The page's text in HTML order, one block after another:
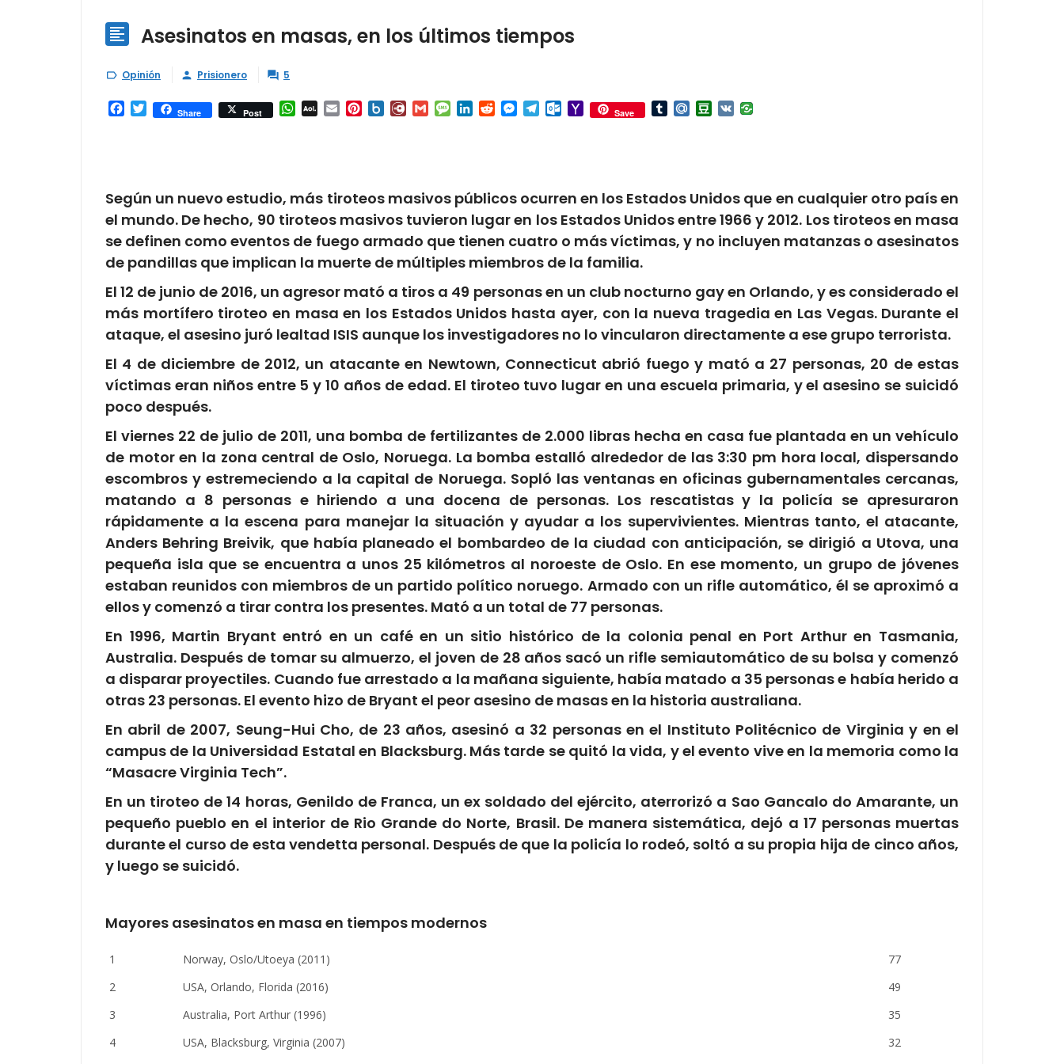
 Asesinatos en masas, en los últimos tiempos
 Opinión  Prisionero  5
Facebook
TwitterShare Post WhatsApp
AOL Email Pinterest
Box.netDiary.RuGmailMessage
LinkedInRedditMessenger
TelegramOutlook.com
YahooSave TumblrMail.RuDouban
VK
Según un nuevo estudio, más tiroteos masivos públicos ocurren en los Estados Unidos que en cualquier otro país en
el mundo. De hecho, 90 tiroteos masivos tuvieron lugar en los Estados Unidos entre 1966 y 2012. Los tiroteos en masa
se definen como eventos de fuego armado que tienen cuatro o más víctimas, y no incluyen matanzas o asesinatos
de pandillas que implican la muerte de múltiples miembros de la familia.
El 12 de junio de 2016, un agresor mató a tiros a 49 personas en un club nocturno gay en Orlando, y es considerado el
más mortífero tiroteo en masa en los Estados Unidos hasta ayer, con la nueva tragedia en Las Vegas. Durante el
ataque, el asesino juró lealtad ISIS aunque los investigadores no lo vincularon directamente a ese grupo terrorista.
El 4 de diciembre de 2012, un atacante en Newtown, Connecticut abrió fuego y mató a 27 personas, 20 de estas
víctimas eran niños entre 5 y 10 años de edad. El tiroteo tuvo lugar en una escuela primaria, y el asesino se suicidó
poco después.
El viernes 22 de julio de 2011, una bomba de fertilizantes de 2.000 libras hecha en casa fue plantada en un vehículo
de motor en la zona central de Oslo, Noruega. La bomba estalló alrededor de las 3:30 pm hora local, dispersando
escombros y estremeciendo a la capital de Noruega. Sopló las ventanas en oficinas gubernamentales cercanas,
matando a 8 personas e hiriendo a una docena de personas. Los rescatistas y la policía se apresuraron
rápidamente a la escena para manejar la situación y ayudar a los supervivientes. Mientras tanto, el atacante,
Anders Behring Breivik, que había planeado el bombardeo de la ciudad con anticipación, se dirigió a Utova, una
pequeña isla que se encuentra a unos 25 kilómetros al noroeste de Oslo. En ese momento, un grupo de jóvenes
estaban reunidos con miembros de un partido político noruego. Armado con un rifle automático, él se aproximó a
ellos y comenzó a tirar contra los presentes. Mató a un total de 77 personas.
En 1996, Martin Bryant entró en un café en un sitio histórico de la colonia penal en Port Arthur en Tasmania,
Australia. Después de tomar su almuerzo, el joven de 28 años sacó un rifle semiautomático de su bolsa y comenzó
a disparar proyectiles. Cuando fue arrestado a la mañana siguiente, había matado a 35 personas e había herido a
otras 23 personas. El evento hizo de Bryant el peor asesino de masas en la historia australiana.
En abril de 2007, Seung-Hui Cho, de 23 años, asesinó a 32 personas en el Instituto Politécnico de Virginia y en el
campus de la Universidad Estatal en Blacksburg. Más tarde se quitó la vida, y el evento vive en la memoria como la
“Masacre Virginia Tech”.
En un tiroteo de 14 horas, Genildo de Franca, un ex soldado del ejército, aterrorizó a Sao Gancalo do Amarante, un
pequeño pueblo en el interior de Rio Grande do Norte, Brasil. De manera sistemática, dejó a 17 personas muertas
durante el curso de esta vendetta personal. Después de que la policía lo rodeó, soltó a su propia hija de cinco años,
y luego se suicidó.
Mayores asesinatos en masa en tiempos modernos
1 Norway, Oslo/Utoeya (2011)
77
2
USA, Orlando, Florida (2016)
49
3
Australia, Port Arthur (1996)
35
4
USA, Blacksburg, Virginia (2007)
32